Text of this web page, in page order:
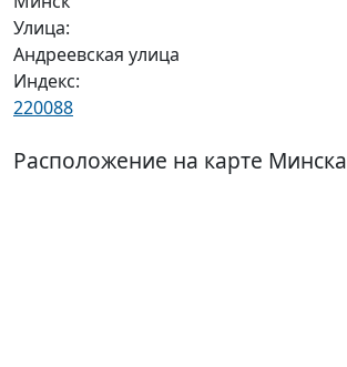
Улица:
Андреевская улица
Индекс:
220088
Расположение на карте Минска